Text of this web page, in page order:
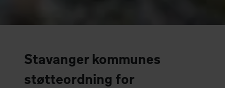
Stavanger kommunes
støtteordning for